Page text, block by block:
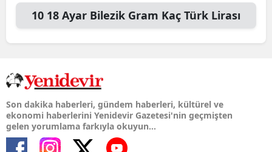
10 18 Ayar Bilezik Gram Kaç Türk Lirası
Son dakika haberleri, gündem haberleri, kültürel ve
ekonomi haberlerini Yenidevir Gazetesi'nin geçmişten
gelen yorumlama farkıyla okuyun...